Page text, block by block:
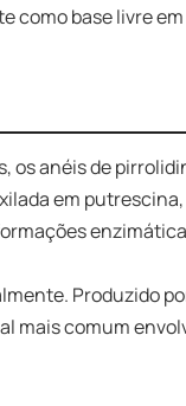
como base livre
os anéis de
em
Produzido
mais comum